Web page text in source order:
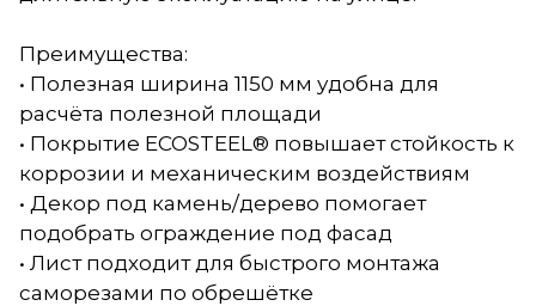
Преимущества:
• Полезная ширина 1150 мм удобна для
расчёта полезной площади
• Покрытие ECOSTEEL® повышает стойкость к
коррозии и механическим воздействиям
• Декор под камень/дерево помогает
подобрать ограждение под фасад
• Лист подходит для быстрого монтажа
саморезами по обрешётке